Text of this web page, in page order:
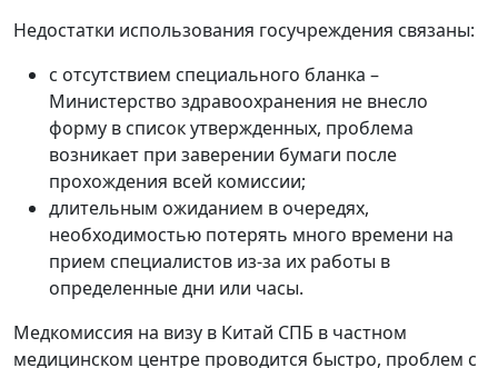
Недостатки использования госучреждения связаны:
с отсутствием специального бланка –
Министерство здравоохранения не внесло
форму в список утвержденных, проблема
возникает при заверении бумаги после
прохождения всей комиссии;
длительным ожиданием в очередях,
необходимостью потерять много времени на
прием специалистов из-за их работы в
определенные дни или часы.
Медкомиссия на визу в Китай СПБ в частном
медицинском центре проводится быстро, проблем с